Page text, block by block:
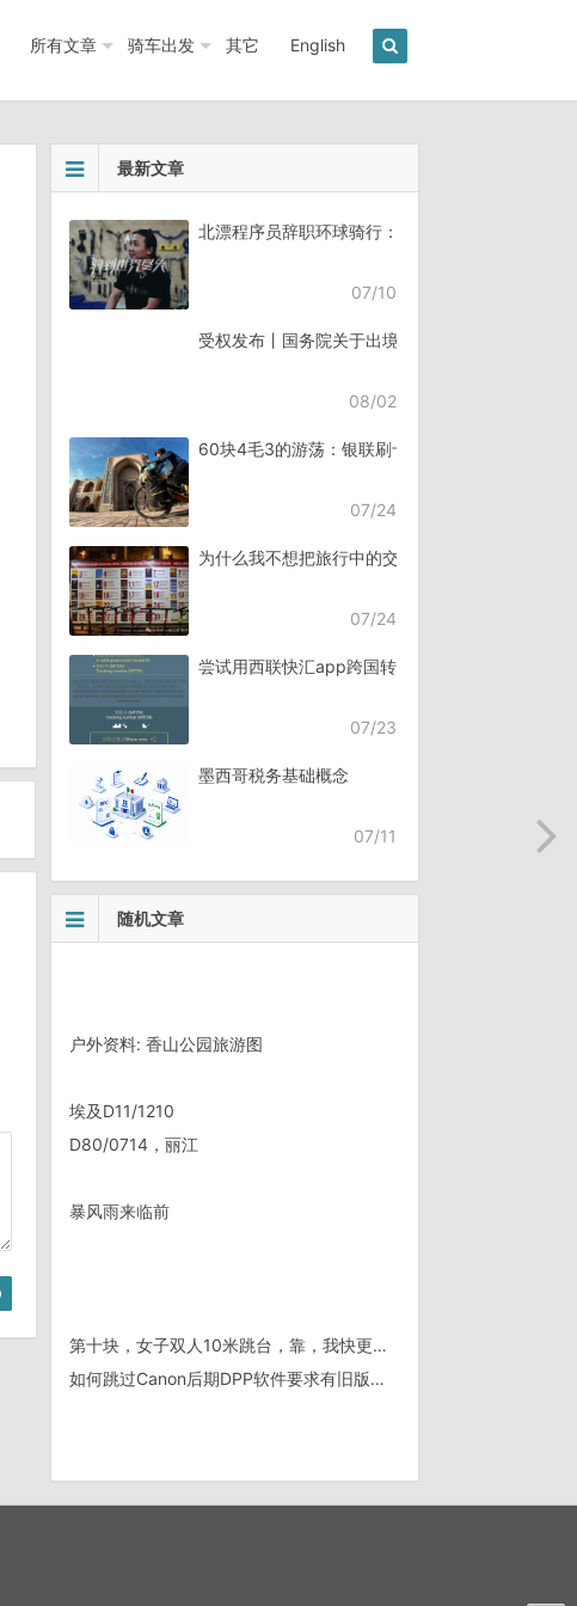
所有文章 骑车出发 其它 English
最新文章
北漂程序员辞职环球骑行：7年骑行45个国家《骑
07/10
受权发布丨国务院关于出境入境管理的规定
08/02
60块4毛3的游荡：银联刷卡失败，却扣了钱
07/24
为什么我不想把旅行中的交流，全都交给AI？
07/24
尝试用西联快汇app跨国转账
07/23
墨西哥税务基础概念
07/11
随机文章
户外资料: 香山公园旅游图
埃及D11/1210
D80/0714，丽江
暴风雨来临前
第十块，女子双人10米跳台，靠，我快更新不过来了
如何跳过Canon后期DPP软件要求有旧版本检测